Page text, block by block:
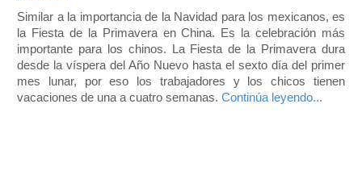
Similar a la importancia de la Navidad para los mexicanos, es
la Fiesta de la Primavera en China. Es la celebración más
importante para los chinos. La Fiesta de la Primavera dura
desde la víspera del Año Nuevo hasta el sexto día del primer
mes lunar, por eso los trabajadores y los chicos tienen
vacaciones de una a cuatro semanas. Continúa leyendo...